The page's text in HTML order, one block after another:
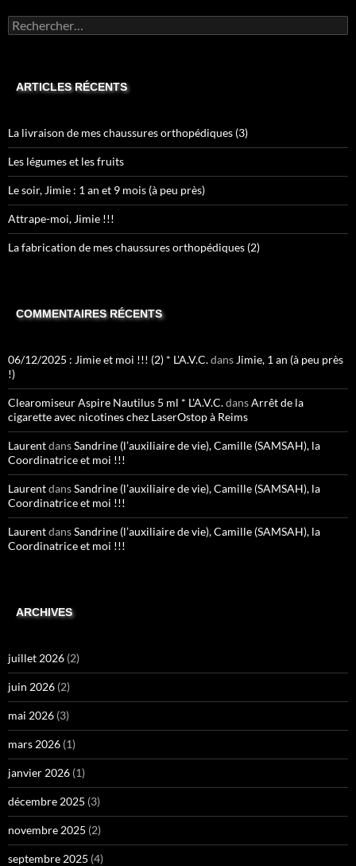
Rechercher :
ARTICLES RÉCENTS
La livraison de mes chaussures orthopédiques (3)
Les légumes et les fruits
Le soir, Jimie : 1 an et 9 mois (à peu près)
Attrape-moi, Jimie !!!
La fabrication de mes chaussures orthopédiques (2)
COMMENTAIRES RÉCENTS
06/12/2025 : Jimie et moi !!! (2) * L'A.V.C.dans Jimie, 1 an (à peu près
!)
Clearomiseur Aspire Nautilus 5 ml * L'A.V.C.dansArrêt de la
cigarette avec nicotines chez LaserOstop à Reims
LaurentdansSandrine (l’auxiliaire de vie), Camille (SAMSAH), la
Coordinatrice et moi !!!
LaurentdansSandrine (l’auxiliaire de vie), Camille (SAMSAH), la
Coordinatrice et moi !!!
LaurentdansSandrine (l’auxiliaire de vie), Camille (SAMSAH), la
Coordinatrice et moi !!!
ARCHIVES
juillet 2026 (2)
juin 2026 (2)
mai 2026 (3)
mars 2026 (1)
janvier 2026 (1)
décembre 2025 (3)
novembre 2025 (2)
septembre 2025 (4)